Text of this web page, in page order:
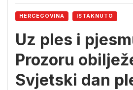
HERCEGOVINA ISTAKNUTO
Uz ples i
Prozoru
Svjetski dan